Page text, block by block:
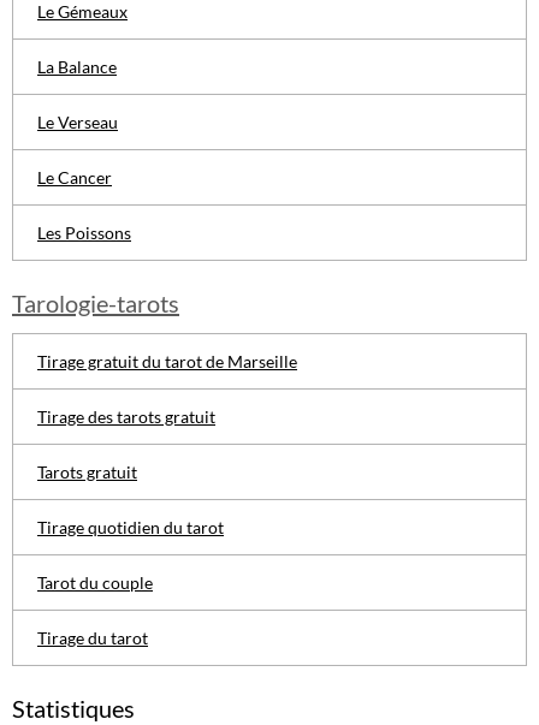
Le Gémeaux
La Balance
Le Verseau
Le Cancer
Les Poissons
Tarologie-tarots
Tirage gratuit du tarot de Marseille
Tirage des tarots gratuit
Tarots gratuit
Tirage quotidien du tarot
Tarot du couple
Tirage du tarot
Statistiques